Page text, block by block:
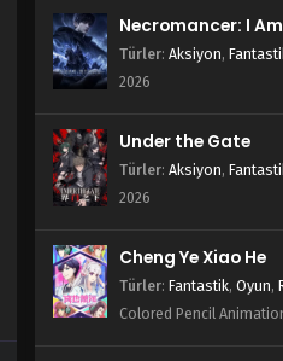
Necromancer: I
Türler: Aksiyon,
2026
Under the Gate
Türler: Aksiyon,
2026
Cheng Ye Xiao He
Türler: Fantastik, Oyun,
Colored Pencil